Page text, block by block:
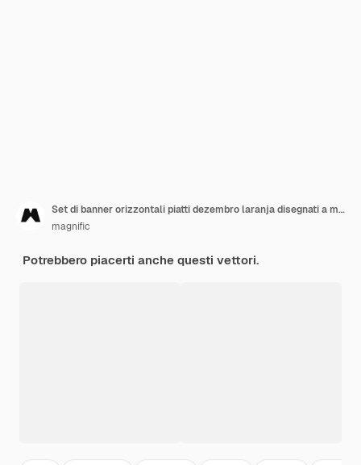
Set di banner orizzontali piatti dezembro laranja disegnati a mano
magnific
Potrebbero piacerti anche questi vettori.